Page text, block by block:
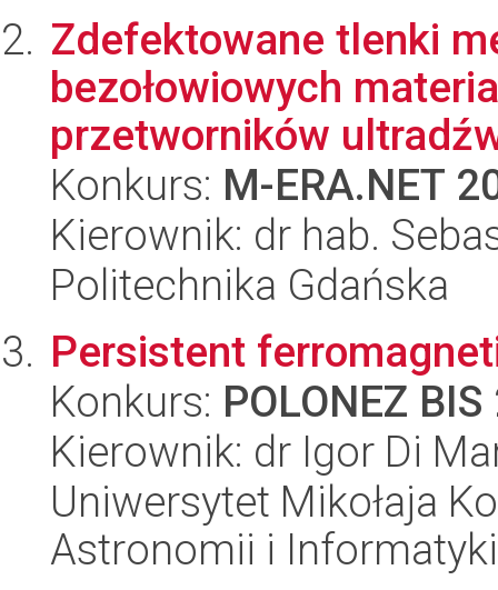
Zdefektowane tlenki
bezołowiowych
przetworników
Konkurs: M-ERA.NET
Kierownik: dr hab.
Politechnika Gdańska
Persistent
Konkurs: POLONEZ BIS
Kierownik: dr Igor Di
Uniwersytet Mikołaja
Astronomii i